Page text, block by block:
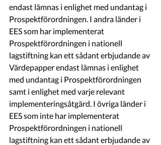
endast lämnas i enlighet med undantag i
Prospektförordningen. I andra länder i
EES som har implementerat
Prospektförordningen i nationell
lagstiftning kan ett sådant erbjudande av
Värdepapper endast lämnas i enlighet
med undantag i Prospektförordningen
samt i enlighet med varje relevant
implementeringsåtgärd. I övriga länder i
EES som inte har implementerat
Prospektförordningen i nationell
lagstiftning kan ett sådant erbjudande av